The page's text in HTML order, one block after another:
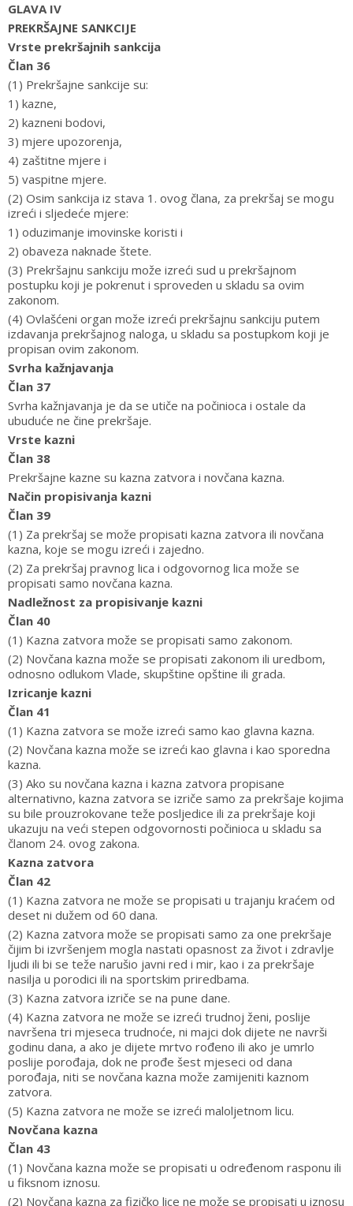
GLAVA IV
PREKRŠAJNE SANKCIJE
Vrste prekršajnih sankcija
Član 36
(1) Prekršajne sankcije su:
1) kazne,
2) kazneni bodovi,
3) mjere upozorenja,
4) zaštitne mjere i
5) vaspitne mjere.
(2) Osim sankcija iz stava 1. ovog člana, za prekršaj se mogu
izreći i sljedeće mjere:
1) oduzimanje imovinske koristi i
2) obaveza naknade štete.
(3) Prekršajnu sankciju može izreći sud u prekršajnom
postupku koji je pokrenut i sproveden u skladu sa ovim
zakonom.
(4) Ovlašćeni organ može izreći prekršajnu sankciju putem
izdavanja prekršajnog naloga, u skladu sa postupkom koji je
propisan ovim zakonom.
Svrha kažnjavanja
Član 37
Svrha kažnjavanja je da se utiče na počinioca i ostale da
ubuduće ne čine prekršaje.
Vrste kazni
Član 38
Prekršajne kazne su kazna zatvora i novčana kazna.
Način propisivanja kazni
Član 39
(1) Za prekršaj se može propisati kazna zatvora ili novčana
kazna, koje se mogu izreći i zajedno.
(2) Za prekršaj pravnog lica i odgovornog lica može se
propisati samo novčana kazna.
Nadležnost za propisivanje kazni
Član 40
(1) Kazna zatvora može se propisati samo zakonom.
(2) Novčana kazna može se propisati zakonom ili uredbom,
odnosno odlukom Vlade, skupštine opštine ili grada.
Izricanje kazni
Član 41
(1) Kazna zatvora se može izreći samo kao glavna kazna.
(2) Novčana kazna može se izreći kao glavna i kao sporedna
kazna.
(3) Ako su novčana kazna i kazna zatvora propisane
alternativno, kazna zatvora se izriče samo za prekršaje kojima
su bile prouzrokovane teže posljedice ili za prekršaje koji
ukazuju na veći stepen odgovornosti počinioca u skladu sa
članom 24. ovog zakona.
Kazna zatvora
Član 42
(1) Kazna zatvora ne može se propisati u trajanju kraćem od
deset ni dužem od 60 dana.
(2) Kazna zatvora može se propisati samo za one prekršaje
čijim bi izvršenjem mogla nastati opasnost za život i zdravlje
ljudi ili bi se teže narušio javni red i mir, kao i za prekršaje
nasilja u porodici ili na sportskim priredbama.
(3) Kazna zatvora izriče se na pune dane.
(4) Kazna zatvora ne može se izreći trudnoj ženi, poslije
navršena tri mjeseca trudnoće, ni majci dok dijete ne navrši
godinu dana, a ako je dijete mrtvo rođeno ili ako je umrlo
poslije porođaja, dok ne prođe šest mjeseci od dana
porođaja, niti se novčana kazna može zamijeniti kaznom
zatvora.
(5) Kazna zatvora ne može se izreći maloljetnom licu.
Novčana kazna
Član 43
(1) Novčana kazna može se propisati u određenom rasponu ili
u fiksnom iznosu.
(2) Novčana kazna za fizičko lice ne može se propisati u iznosu